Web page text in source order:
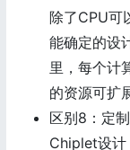
除了CPU可
能确定的设
里，每个计
的资源可扩
区别8：定
Chiplet设计